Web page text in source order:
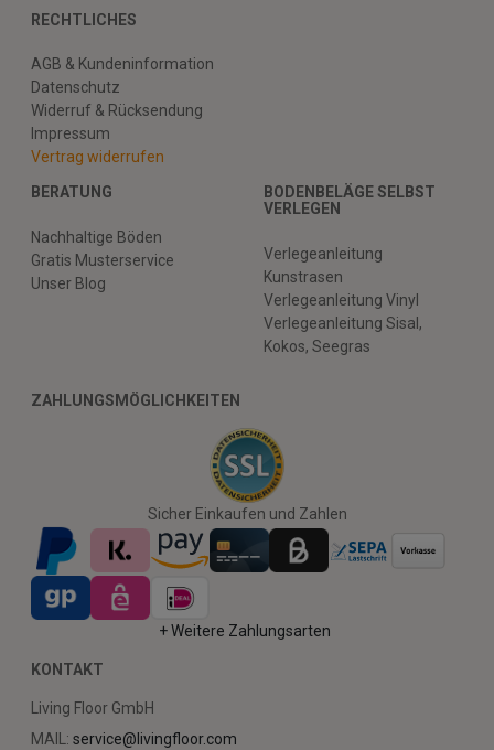
RECHTLICHES
AGB & Kundeninformation
Datenschutz
Widerruf & Rücksendung
Impressum
Vertrag widerrufen
BERATUNG
Nachhaltige Böden
Gratis Musterservice
Unser Blog
BODENBELÄGE SELBST
VERLEGEN
Verlegeanleitung
Kunstrasen
Verlegeanleitung Vinyl
Verlegeanleitung Sisal,
Kokos, Seegras
ZAHLUNGSMÖGLICHKEITEN
Sicher Einkaufen und Zahlen
+ Weitere Zahlungsarten
KONTAKT
Living Floor GmbH
MAIL: service@livingfloor.com